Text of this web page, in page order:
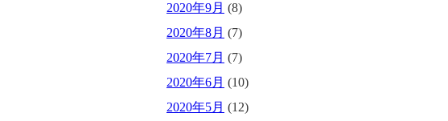
2020年9月 (8)
2020年8月 (7)
2020年7月 (7)
2020年6月 (10)
2020年5月 (12)